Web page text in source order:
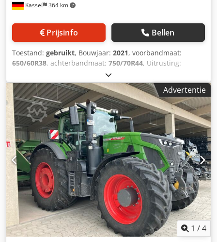
Kassel 364 km
Prijsinfo Bellen
Toestand: gebruikt, Bouwjaar: 2021, voorbandmaat:
650/60R38, achterbandmaat: 750/70R44, Uitrusting:
, Koelbox, kapcamera, Vario-terminal 10,4",
Varioguide RTK Novatel, Contour / Assistant Agronomie
Basispakket, Telemetrie Basispakket, Smart Connect,
Wielgewichten / 2x600 kg, Infotainmentpakket / Dsdpfxer
Hnt Rj Aicjwa
Advertentie
1 /4